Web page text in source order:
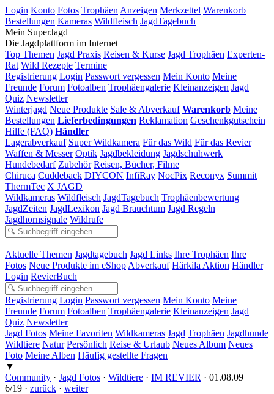
Login Konto Fotos Trophäen Anzeigen Merkzettel Warenkorb
Bestellungen Kameras Wildfleisch JagdTagebuch
Mein SuperJagd
Die Jagdplattform im Internet
Top Themen Jagd Praxis Reisen & Kurse Jagd Trophäen Experten-
Rat Wild Rezepte Termine
Registrierung Login Passwort vergessen Mein Konto Meine
Freunde Forum Fotoalben Trophäengalerie Kleinanzeigen Jagd
Quiz Newsletter
Winterjagd Neue Produkte Sale & Abverkauf Warenkorb Meine
Bestellungen Lieferbedingungen Reklamation Geschenkgutschein
Hilfe (FAQ) Händler
Lagerabverkauf Super Wildkamera Für das Wild Für das Revier
Waffen & Messer Optik Jagdbekleidung Jagdschuhwerk
Hundebedarf Zubehör Reisen, Bücher, Filme
Chiruca Cuddeback DIYCON InfiRay NocPix Reconyx Summit
ThermTec X JAGD
Wildkameras Wildfleisch JagdTagebuch Trophäenbewertung
JagdZeiten JagdLexikon Jagd Brauchtum Jagd Regeln
Jagdhornsignale Wildrufe
Aktuelle Themen Jagdtagebuch Jagd Links Ihre Trophäen Ihre
Fotos Neue Produkte im eShop Abverkauf Härkila Aktion Händler
Login RevierBuch
Registrierung Login Passwort vergessen Mein Konto Meine
Freunde Forum Fotoalben Trophäengalerie Kleinanzeigen Jagd
Quiz Newsletter
Jagd Fotos Meine Favoriten Wildkameras Jagd Trophäen Jagdhunde
Wildtiere Natur Persönlich Reise & Urlaub Neues Album Neues
Foto Meine Alben Häufig gestellte Fragen
▼
Community · Jagd Fotos · Wildtiere · IM REVIER · 01.08.09
6/19 · zurück · weiter